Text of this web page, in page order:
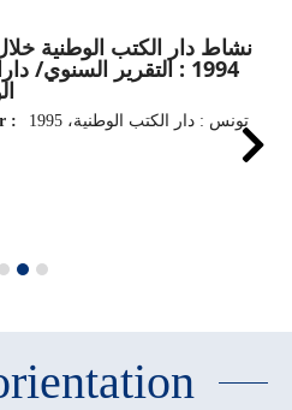
نشاط دار الكتب الوطنية
1994 : التقرير السنوي/
: تونس : دار الكتب الوطنية، 1995